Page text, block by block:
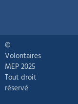
©
Volontaires
MEP 2025
Tout droit
réservé